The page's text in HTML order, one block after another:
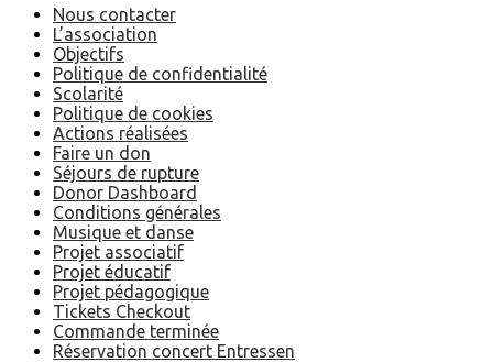
Nous contacter
L’association
Objectifs
Politique de confidentialité
Scolarité
Politique de cookies
Actions réalisées
Faire un don
Séjours de rupture
Donor Dashboard
Conditions générales
Musique et danse
Projet associatif
Projet éducatif
Projet pédagogique
Tickets Checkout
Commande terminée
Réservation concert Entressen